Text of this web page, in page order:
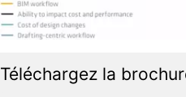
Téléchargez la